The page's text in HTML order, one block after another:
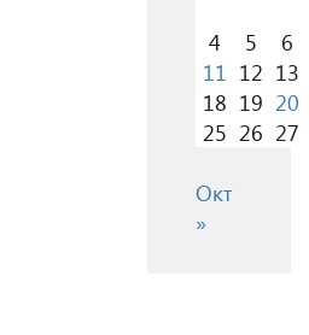
4 5
6
11 12 13
18 19 20
25 26 27
Окт
»